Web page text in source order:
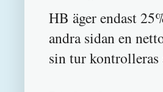
HB äger endast
andra sidan en
sin tur